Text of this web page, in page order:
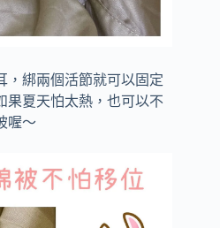
，綁兩個活節就可以固定
果夏天怕太熱，也可以不
喔～